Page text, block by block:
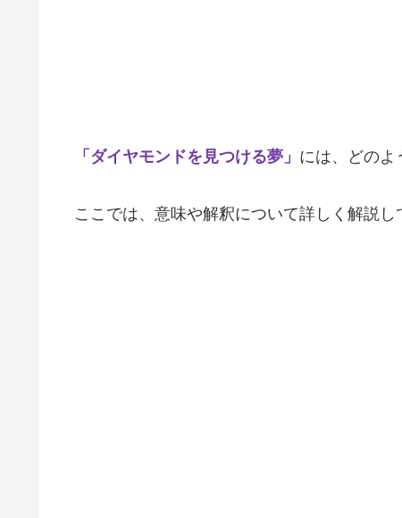
「ダイヤモンドを見つける夢」 には、どのよ
ここでは、意味や解釈について詳しく解説し